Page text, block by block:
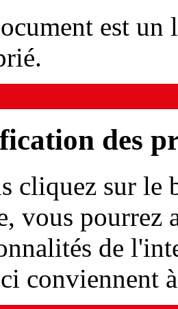
est
des
cliquez sur le
vous pourrez
de
conviennent